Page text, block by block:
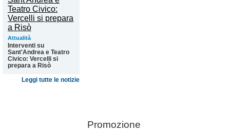
Attualità
Interventi su
Sant'Andrea e Teatro
Civico: Vercelli si
prepara a Risò
Leggi tutte le notizie
Promozione